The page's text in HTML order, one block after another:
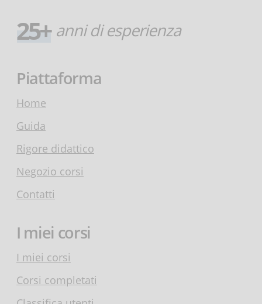
25+ anni di esperienza
Piattaforma
Home
Guida
Rigore didattico
Negozio corsi
Contatti
I miei corsi
I miei corsi
Corsi completati